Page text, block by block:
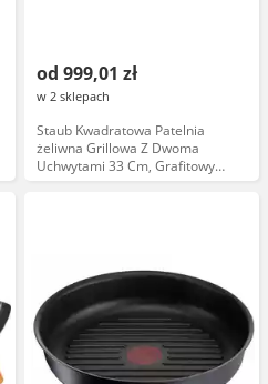
od 999,01 zł
w 2 sklepach
Staub Kwadratowa Patelnia
żeliwna Grillowa Z Dwoma
Uchwytami 33 Cm, Grafitowy
40511-785-0